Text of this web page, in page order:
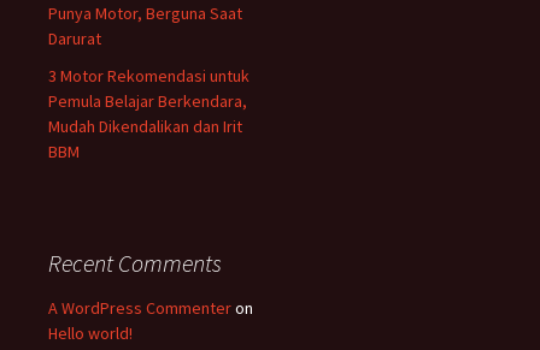
Punya Motor, Berguna Saat
Darurat
3 Motor Rekomendasi untuk
Pemula Belajar Berkendara,
Mudah Dikendalikan dan Irit
BBM
Recent Comments
A WordPress Commenteron
Hello world!